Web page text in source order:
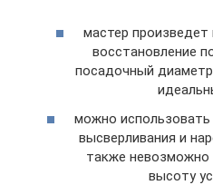
мастер произведет
восстановление
посадочный
можно использовать
высверливания и
также невозможно
высоту